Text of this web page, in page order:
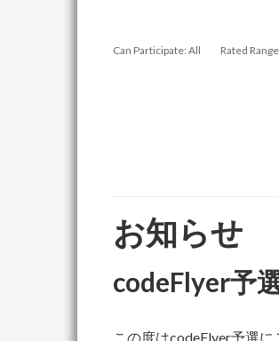
Can Participate: All Rated
お知らせ
codeFlyer予
この度はcodeFlyer予選